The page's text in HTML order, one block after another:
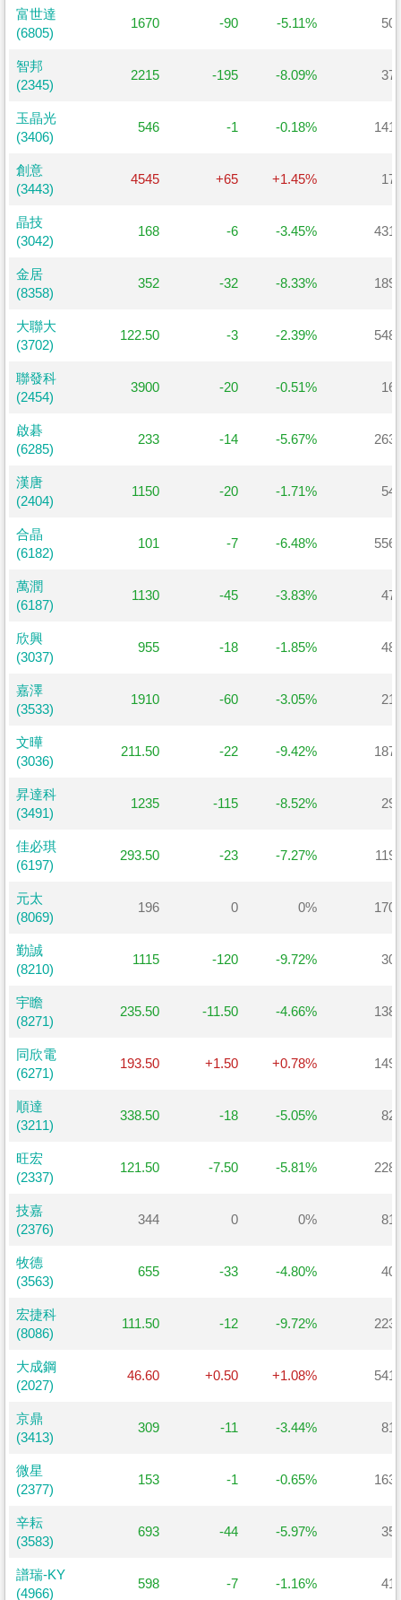
富世達
(6805)
1670 -90 -5.11% 50
智邦
(2345)
2215 -195 -8.09% 37
玉晶光
(3406)
546 -1 -0.18% 141
創意
(3443)
4545 +65 +1.45% 17
晶技
(3042)
168 -6 -3.45% 431
金居
(8358)
352 -32 -8.33% 189
大聯大
(3702)
122.50 -3 -2.39% 548
聯發科
(2454)
3900 -20 -0.51% 16
啟碁
(6285)
233 -14 -5.67% 263
漢唐
(2404)
1150 -20 -1.71% 54
合晶
(6182)
101 -7 -6.48% 556
萬潤
(6187)
1130 -45 -3.83% 47
欣興
(3037)
955 -18 -1.85% 48
嘉澤
(3533)
1910 -60 -3.05% 21
文曄
(3036)
211.50 -22 -9.42% 187
昇達科
(3491)
1235 -115 -8.52% 29
佳必琪
(6197)
293.50 -23 -7.27% 119
元太
(8069)
196 0 0% 170
勤誠
(8210)
1115 -120 -9.72% 30
宇瞻
(8271)
235.50 -11.50 -4.66% 138
同欣電
(6271)
193.50 +1.50 +0.78% 149
順達
(3211)
338.50 -18 -5.05% 82
旺宏
(2337)
121.50 -7.50 -5.81% 228
技嘉
(2376)
344 0 0% 81
牧德
(3563)
655 -33 -4.80% 40
宏捷科
(8086)
111.50 -12 -9.72% 223
大成鋼
(2027)
46.60 +0.50 +1.08% 541
京鼎
(3413)
309 -11 -3.44% 81
微星
(2377)
153 -1 -0.65% 163
辛耘
(3583)
693 -44 -5.97% 35
譜瑞-KY
(4966)
598 -7 -1.16% 41
富世達
(6805)
智邦
(2345)
玉晶光
(3406)
創意
(3443)
晶技
(3042)
金居
(8358)
大聯大
(3702)
聯發科
(2454)
啟碁
(6285)
漢唐
(2404)
合晶
(6182)
萬潤
(6187)
欣興
(3037)
嘉澤
(3533)
文曄
(3036)
昇達科
(3491)
佳必琪
(6197)
元太
(8069)
勤誠
(8210)
宇瞻
(8271)
同欣電
(6271)
順達
(3211)
旺宏
(2337)
技嘉
(2376)
牧德
(3563)
宏捷科
(8086)
大成鋼
(2027)
京鼎
(3413)
微星
(2377)
辛耘
(3583)
譜瑞-KY
(4966)